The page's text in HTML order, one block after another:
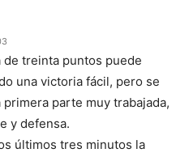
treinta puntos puede
una victoria fácil, pero se
primera parte muy trabajada,
y defensa.
últimos tres minutos la